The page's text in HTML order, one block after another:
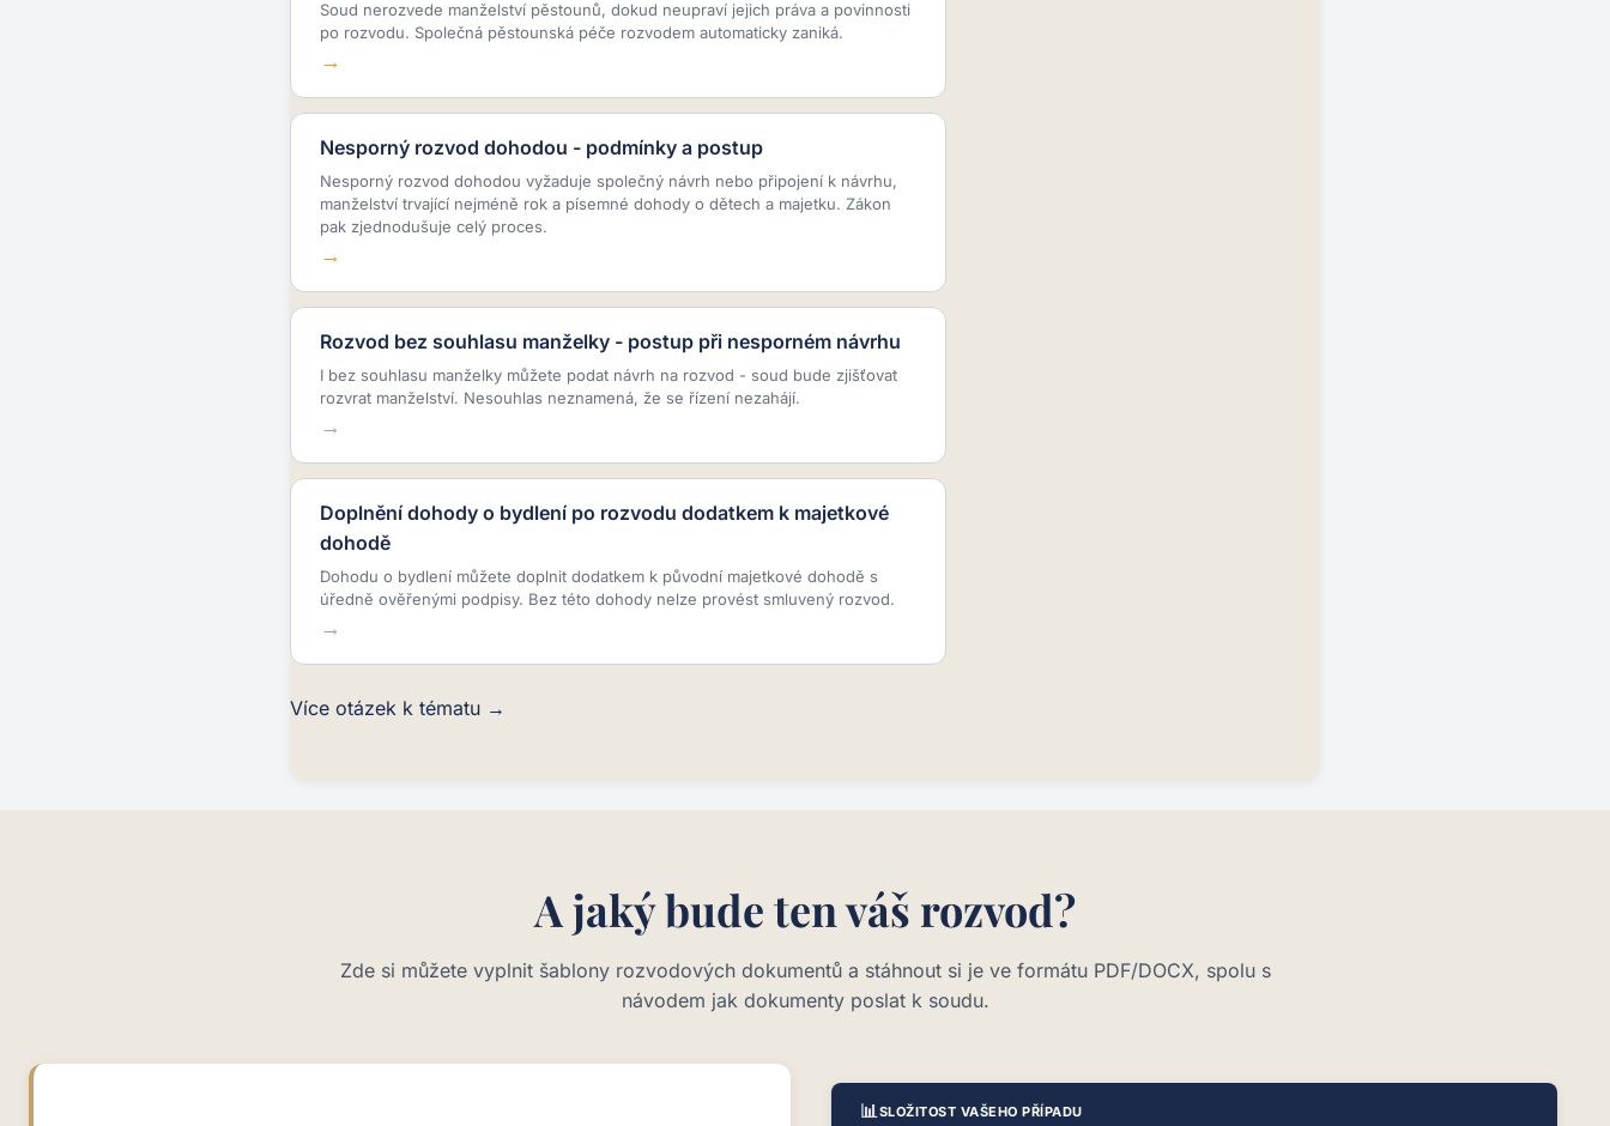
Soud nerozvede manželství pěstounů, dokud neupraví jejich práva a povinnosti
po rozvodu. Společná pěstounská péče rozvodem automaticky zaniká.
Nesporný rozvod dohodou - podmínky a postup
Nesporný rozvod dohodou vyžaduje společný návrh nebo připojení k návrhu,
manželství trvající nejméně rok a písemné dohody o dětech a majetku. Zákon
pak zjednodušuje celý proces.
Rozvod bez souhlasu manželky - postup při nesporném návrhu
I bez souhlasu manželky můžete podat návrh na rozvod - soud bude zjišťovat
rozvrat manželství. Nesouhlas neznamená, že se řízení nezahájí.
Doplnění dohody o bydlení po rozvodu dodatkem k majetkové
dohodě
Dohodu o bydlení můžete doplnit dodatkem k původní majetkové dohodě s
úředně ověřenými podpisy. Bez této dohody nelze provést smluvený rozvod.
Více otázek k tématu →
A jaký bude ten váš rozvod?
Zde si můžete vyplnit šablony rozvodových dokumentů a stáhnout si je ve formátu PDF/DOCX, spolu s
návodem jak dokumenty poslat k soudu.
📊SLOŽITOST VAŠEHO PŘÍPADU